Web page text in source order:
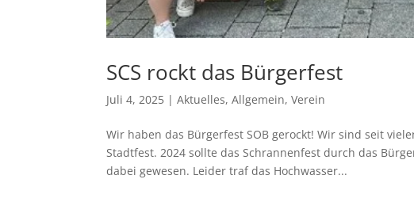
SCS rockt das Bürgerfest
Juli 4, 2025 |Aktuelles,Allgemein,Verein
Wir haben das Bürgerfest SOB gerockt! Wir sind seit
Stadtfest. 2024 sollte das Schrannenfest durch das
dabei gewesen. Leider traf das Hochwasser...